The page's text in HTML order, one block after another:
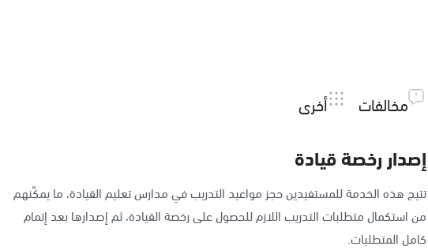
مخالفات أخرى
إصدار رخصة قيادة
تتيح هذه الخدمة للمستفيدين حجز مواعيد التدريب في مدارس تعليم القيادة، ما يمكّنهم
من استكمال متطلبات التدريب اللازم للحصول على رخصة القيادة، ثم إصدارها بعد إتمام
كامل المتطلبات.